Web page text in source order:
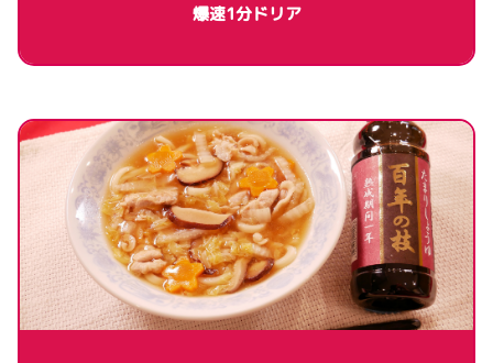
爆速1分ドリア